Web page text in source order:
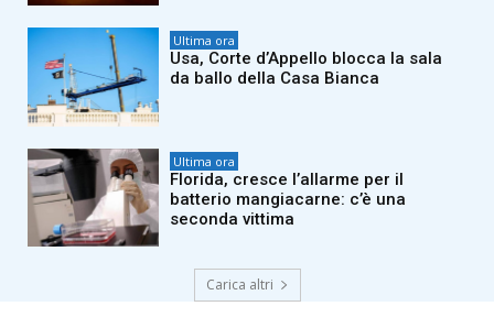
Ultima ora
Usa, Corte d’Appello blocca la sala
da ballo della Casa Bianca
Ultima ora
Florida, cresce l’allarme per il
batterio mangiacarne: c’è una
seconda vittima
Carica altri